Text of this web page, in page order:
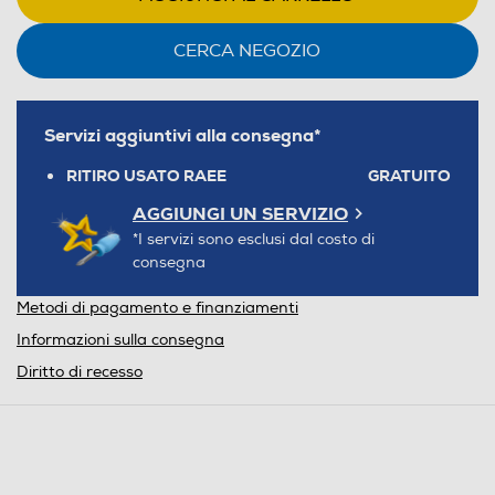
CERCA NEGOZIO
Servizi aggiuntivi alla consegna*
RITIRO USATO RAEE GRATUITO
AGGIUNGI UN SERVIZIO
*I servizi sono esclusi dal costo di
consegna
Metodi di pagamento e finanziamenti
Informazioni sulla consegna
Diritto di recesso